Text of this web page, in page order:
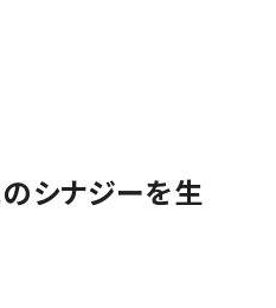
シナジーを生